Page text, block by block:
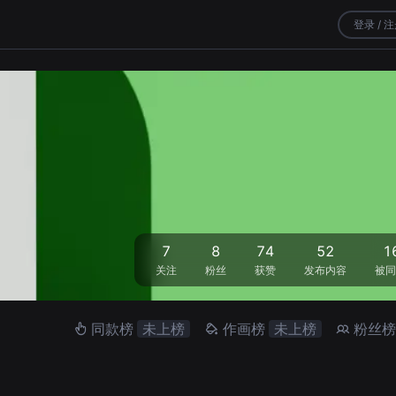
登录 /
7
关注
8
粉丝
74
获赞
52
发布内容 被
同款榜 未上榜 作画榜 未上榜 粉丝榜